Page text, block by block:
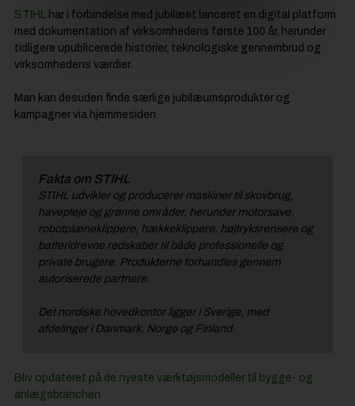
STIHL
har i forbindelse med jubilæet lanceret en digital platform
med dokumentation af virksomhedens første 100 år, herunder
tidligere upublicerede historier, teknologiske gennembrud og
virksomhedens værdier.
Man kan desuden finde særlige jubilæumsprodukter og
kampagner via hjemmesiden.
Fakta om STIHL
STIHL udvikler og producerer maskiner til skovbrug,
havepleje og grønne områder, herunder motorsave,
robotplæneklippere, hækkeklippere, højtryksrensere og
batteridrevne redskaber til både professionelle og
private brugere. Produkterne forhandles gennem
autoriserede partnere.
Det nordiske hovedkontor ligger i Sverige, med
afdelinger i Danmark, Norge og Finland.
Bliv opdateret på de nyeste værktøjsmodeller til bygge- og
anlægsbranchen